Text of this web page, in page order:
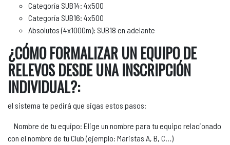
Categoría SUB14: 4x500
Categoría SUB16: 4x500
Absolutos (4x1000m): SUB18 en adelante
¿CÓMO FORMALIZAR UN EQUIPO DE
RELEVOS DESDE UNA INSCRIPCIÓN
INDIVIDUAL?:
el sistema te pedirá que sigas estos pasos:
Nombre de tu equipo: Elige un nombre para tu equipo relacionado
con el nombre de tu Club (ejemplo: Maristas A, B, C...)